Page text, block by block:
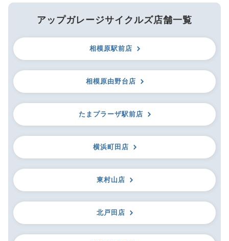
アップガレージサイクルズ店舗一覧
相模原駅前店
相模原由野台店
たまプラーザ駅前店
横浜町田店
東村山店
北戸田店